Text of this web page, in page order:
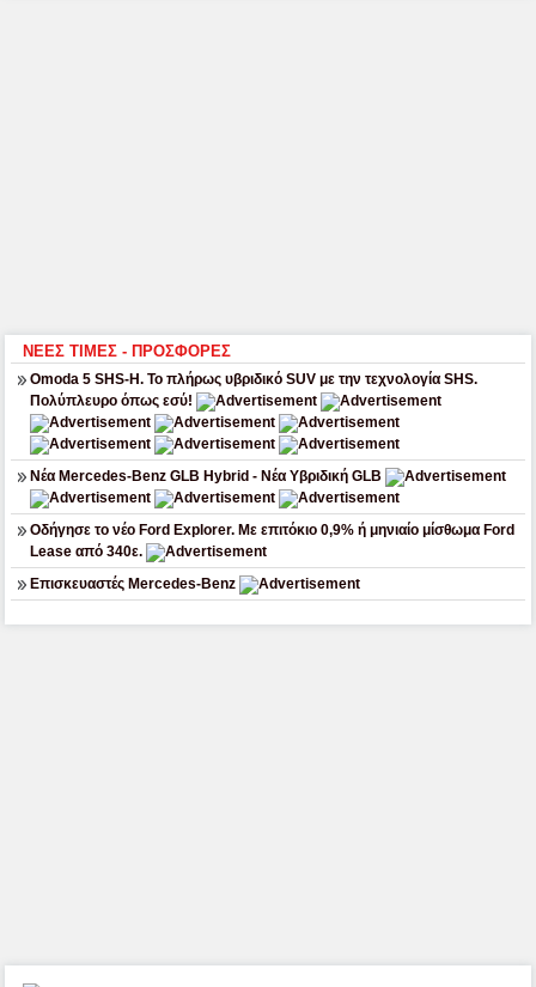
ΝΕΕΣ ΤΙΜΕΣ - ΠΡΟΣΦΟΡΕΣ
Omoda 5 SHS-H. Το πλήρως υβριδικό SUV με την τεχνολογία SHS.
Πολύπλευρο όπως εσύ!
Νέα Mercedes-Benz GLB Hybrid - Νέα Υβριδική GLB
Οδήγησε το νέο Ford Explorer. Με επιτόκιο 0,9% ή μηνιαίο μίσθωμα Ford
Lease από 340ε.
Επισκευαστές Mercedes-Benz